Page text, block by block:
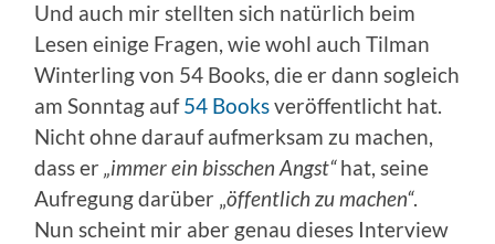
Und auch mir stellten sich natürlich beim
Lesen einige Fragen, wie wohl auch Tilman
Winterling von 54 Books, die er dann sogleich
am Sonntag auf54 Booksveröffentlicht hat.
Nicht ohne darauf aufmerksam zu machen,
dass er„immer ein bisschen Angst“hat, seine
Aufregung darüber „öffentlich zu machen“.
Nun scheint mir aber genau dieses Interview